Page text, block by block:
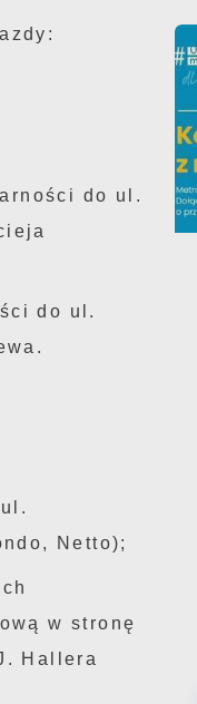
do ul.
do ul.
Netto);
w stronę
Hallera